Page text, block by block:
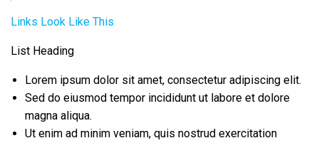
Links Look Like This
List Heading
Lorem ipsum dolor sit amet, consectetur adipiscing elit.
Sed do eiusmod tempor incididunt ut labore et dolore
magna aliqua.
Ut enim ad minim veniam, quis nostrud exercitation